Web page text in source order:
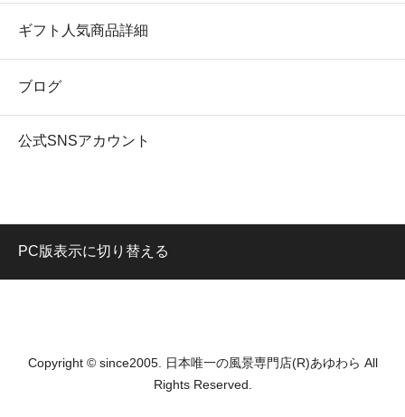
ギフト人気商品詳細
ブログ
公式SNSアカウント
PC版表示に切り替える
Copyright © since2005. 日本唯一の風景専門店(R)あゆわら All
Rights Reserved.